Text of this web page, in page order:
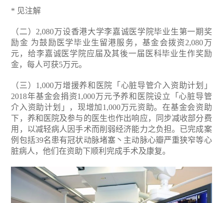
* 见注解
（二）2,080万设香港大学李嘉诚医学院毕业生第一期奖
励金 为鼓励医学毕业生留港服务，基金会拨资2,080万
元，给李嘉诚医学院应届及其後一届医科毕业生作奖励
金，每人可获5万元。
（三）1,000万增援养和医院「心脏导管介入资助计划」
2018年基金会捐资1,000万元予养和医院设立「心脏导管
介入资助计划」，现增加1,000万元资助。在基金会资助
下，养和医院及参与的医生也作出响应，同步减收部分费
用，以减轻病人因手术而削弱经济能力之负担。已完成案
例包括39名患有冠状动脉堵塞丶主动脉心瓣严重狭窄等心
脏病人，他们在资助下顺利完成手术及康复。